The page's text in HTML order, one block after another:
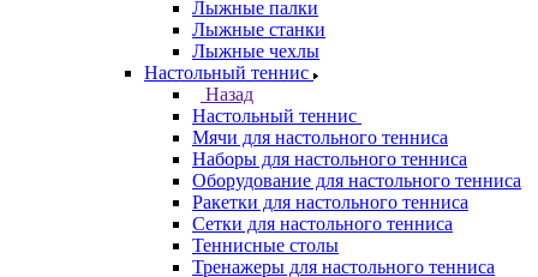
Лыжные палки
Лыжные станки
Лыжные чехлы
Настольный теннис
Назад
Настольный теннис
Мячи для настольного тенниса
Наборы для настольного тенниса
Оборудование для настольного тенниса
Ракетки для настольного тенниса
Сетки для настольного тенниса
Теннисные столы
Тренажеры для настольного тенниса